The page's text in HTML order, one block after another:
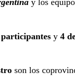
y los
y 4
son los